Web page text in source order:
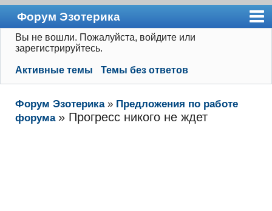
Форум Эзотерика
Главная
Правила
Поиск
Регистрация
Вы не вошли. Пожалуйста, войдите или
зарегистрируйтесь.
Активные темы Темы без ответов
Форум Эзотерика » Предложения по работе
форума » Прогресс никого не ждет